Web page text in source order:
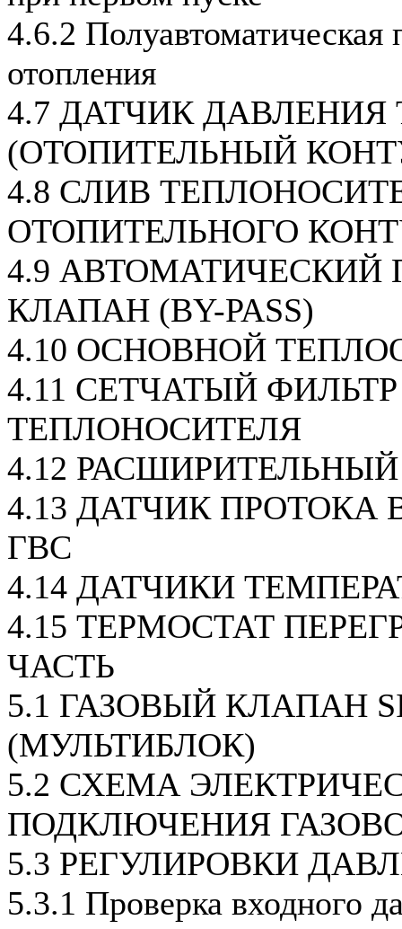
4.6.2 Полуавтоматическая
отопления
4.7 ДАТЧИК
(ОТОПИТЕЛЬНЫЙ
4.8 СЛИВ
ОТОПИТЕЛЬНОГО
4.9 АВТОМАТИЧЕСКИЙ
КЛАПАН (BY-PASS)
4.10 ОСНОВНОЙ
4.11 СЕТЧАТЫЙ ФИЛЬТР
ТЕПЛОНОСИТЕЛЯ
4.12
4.13 ДАТЧИК
ГВС
4.14 ДАТЧИКИ
4.15 ТЕРМОСТАТ
ЧАСТЬ
5.1 ГАЗОВЫЙ КЛАПАН
(МУЛЬТИБЛОК)
5.2 СХЕМА
ПОДКЛЮЧЕНИЯ
5.3 РЕГУЛИРОВКИ
5.3.1 Проверка входного